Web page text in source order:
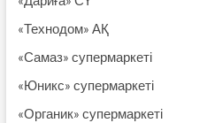
«Технодом» АҚ
«Самаз» супермаркеті
«Юникс» супермаркеті
«Органик» супермаркеті